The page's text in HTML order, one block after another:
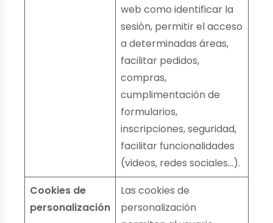
web como identificar la
sesión, permitir el acceso
a determinadas áreas,
facilitar pedidos,
compras,
cumplimentación de
formularios,
inscripciones, seguridad,
facilitar funcionalidades
(videos, redes sociales…).
Cookies de
personalización
Las cookies de
personalización